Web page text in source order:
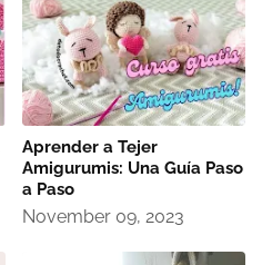
Aprender a Tejer
Amigurumis: Una Guía Paso
a Paso
November 09, 2023